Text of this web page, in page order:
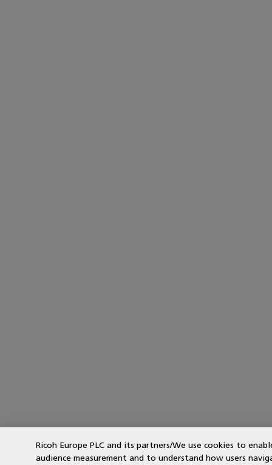
Ricoh Europe PLC and its partners/We use cookies to
audience measurement and to understand how users